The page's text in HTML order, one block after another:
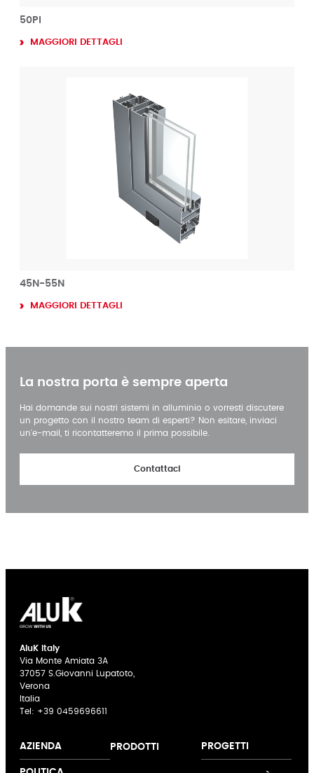
50PI
MAGGIORI DETTAGLI
45N-55N
MAGGIORI DETTAGLI
La nostra porta è sempre aperta
Hai domande sui nostri sistemi in alluminio o vorresti discutere
un progetto con il nostro team di esperti? Non esitare, inviaci
un'e-mail, ti ricontatteremo il prima possibile.
Contattaci
AluK Italy
Via Monte Amiata 3A
37057 S.Giovanni Lupatoto,
Verona
Italia
Tel: +39 0459696611
AZIENDA
Chi siamo
PRODOTTI PROGETTI